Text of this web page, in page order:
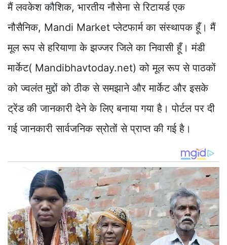
मैं लवकेश कौशिक, भारतीय नौसेना से रिटायर्ड एक
नौसैनिक, Mandi Market प्लेटफार्म का संस्थापक हूँ। मैं
मूल रूप से हरियाणा के झज्जर जिले का निवासी हूँ। मंडी
मार्केट( Mandibhavtoday.net) को मूल रूप से पाठकों
को ज्वलंत मुद्दों को ठीक से समझाने और मार्केट और इसके
ट्रेंड की जानकारी देने के लिए बनाया गया है। पोर्टल पर दी
गई जानकारी सार्वजनिक स्रोतों से प्राप्त की गई है।